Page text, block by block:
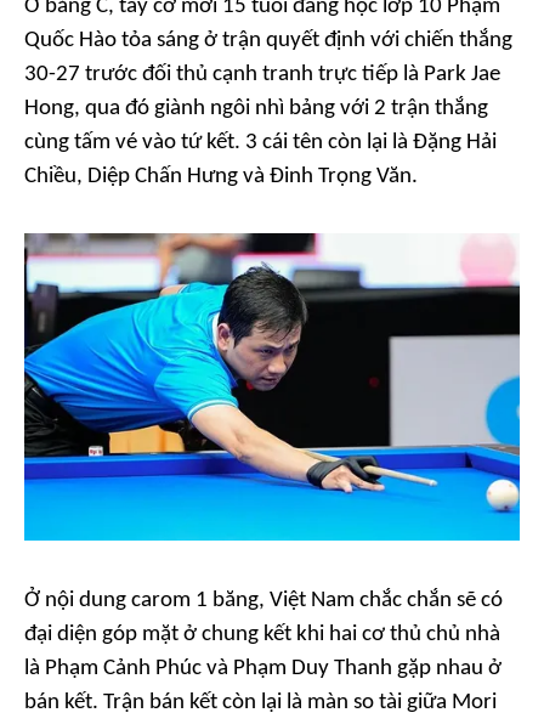
Ở bảng C, tay cơ mới 15 tuổi đang học lớp 10 Phạm
Quốc Hào tỏa sáng ở trận quyết định với chiến thắng
30-27 trước đối thủ cạnh tranh trực tiếp là Park Jae
Hong, qua đó giành ngôi nhì bảng với 2 trận thắng
cùng tấm vé vào tứ kết. 3 cái tên còn lại là Đặng Hải
Chiều, Diệp Chấn Hưng và Đinh Trọng Văn.
Ở nội dung carom 1 băng, Việt Nam chắc chắn sẽ có
đại diện góp mặt ở chung kết khi hai cơ thủ chủ nhà
là Phạm Cảnh Phúc và Phạm Duy Thanh gặp nhau ở
bán kết. Trận bán kết còn lại là màn so tài giữa Mori